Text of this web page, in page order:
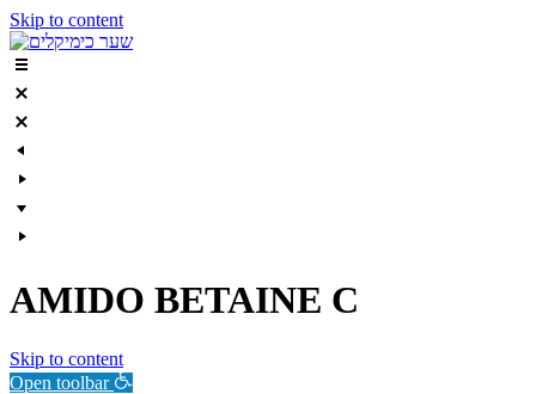
Skip to content
AMIDO BETAINE C
Skip to content
Open toolbar